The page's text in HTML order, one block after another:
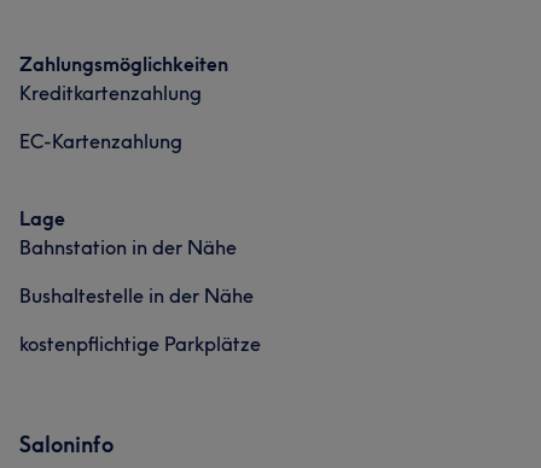
Zahlungsmöglichkeiten
Kreditkartenzahlung
EC-Kartenzahlung
Lage
Bahnstation in der Nähe
Bushaltestelle in der Nähe
kostenpflichtige Parkplätze
Saloninfo